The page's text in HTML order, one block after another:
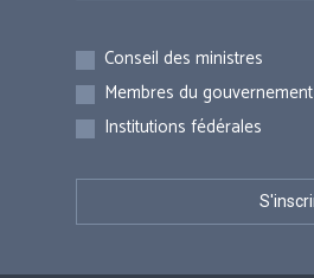
Inscriptions
Conseil des ministres
Membres du gouvernement
Institutions fédérales